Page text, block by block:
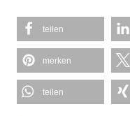
teilen
merken
teilen